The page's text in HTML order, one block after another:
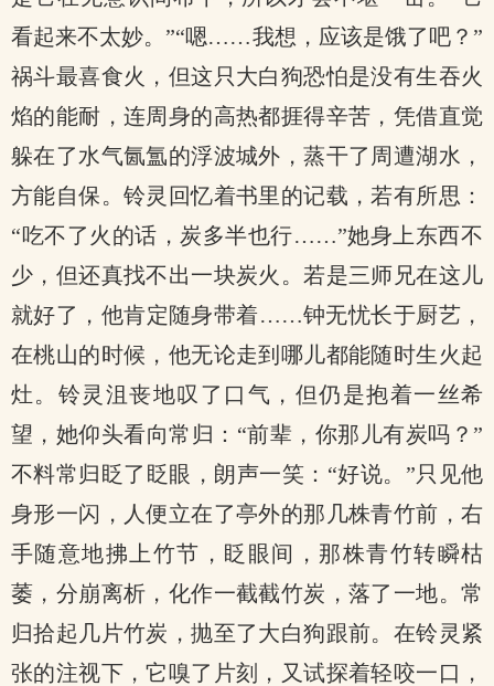
看起来不太妙。”“嗯……我想，应该是饿了吧？”
祸斗最喜食火，但这只大白狗恐怕是没有生吞火
焰的能耐，连周身的高热都捱得辛苦，凭借直觉
躲在了水气氤氲的浮波城外，蒸干了周遭湖水，
方能自保。铃灵回忆着书里的记载，若有所思：
“吃不了火的话，炭多半也行……”她身上东西不
少，但还真找不出一块炭火。若是三师兄在这儿
就好了，他肯定随身带着……钟无忧长于厨艺，
在桃山的时候，他无论走到哪儿都能随时生火起
灶。铃灵沮丧地叹了口气，但仍是抱着一丝希
望，她仰头看向常归：“前辈，你那儿有炭吗？”
不料常归眨了眨眼，朗声一笑：“好说。”只见他
身形一闪，人便立在了亭外的那几株青竹前，右
手随意地拂上竹节，眨眼间，那株青竹转瞬枯
萎，分崩离析，化作一截截竹炭，落了一地。常
归拾起几片竹炭，抛至了大白狗跟前。在铃灵紧
张的注视下，它嗅了片刻，又试探着轻咬一口，